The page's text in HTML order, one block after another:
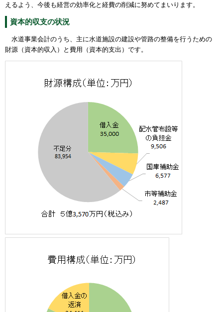
えるよう、今後も経営の効率化と経費の削減に努めてまいります。
資本的収支の状況
水道事業会計のうち、主に水道施設の建設や管路の整備を行うための
財源（資本的収入）と費用（資本的支出）です。